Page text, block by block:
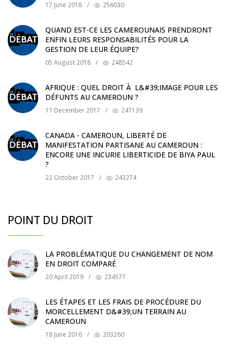
17 June 2018 / 256030
QUAND EST-CE LES CAMEROUNAIS PRENDRONT
ENFIN LEURS RESPONSABILITÉS POUR LA
GESTION DE LEUR ÉQUIPE?
05 August 2018 / 248542
AFRIQUE : QUEL DROIT À L&#39;IMAGE POUR LES
DÉFUNTS AU CAMEROUN ?
17 December 2017 / 247139
CANADA - CAMEROUN, LIBERTÉ DE
MANIFESTATION PARTISANE AU CAMEROUN :
ENCORE UNE INCURIE LIBERTICIDE DE BIYA PAUL
?
22 October 2017 / 243274
POINT DU DROIT
LA PROBLÉMATIQUE DU CHANGEMENT DE NOM
EN DROIT COMPARÉ
20 April 2019 / 234577
LES ÉTAPES ET LES FRAIS DE PROCÉDURE DU
MORCELLEMENT D&#39;UN TERRAIN AU
CAMEROUN
18 June 2016 / 203260